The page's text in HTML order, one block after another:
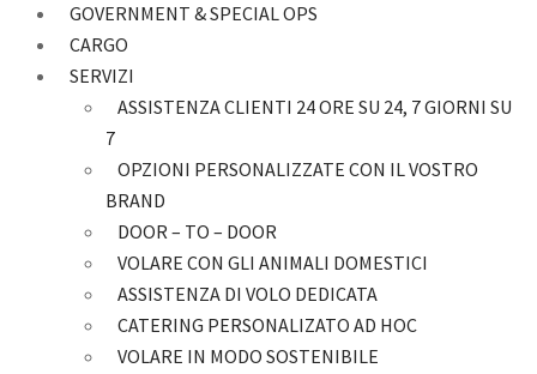
GOVERNMENT & SPECIAL OPS
CARGO
SERVIZI
ASSISTENZA CLIENTI 24 ORE SU 24, 7 GIORNI SU
7
OPZIONI PERSONALIZZATE CON IL VOSTRO
BRAND
DOOR – TO – DOOR
VOLARE CON GLI ANIMALI DOMESTICI
ASSISTENZA DI VOLO DEDICATA
CATERING PERSONALIZATO AD HOC
VOLARE IN MODO SOSTENIBILE